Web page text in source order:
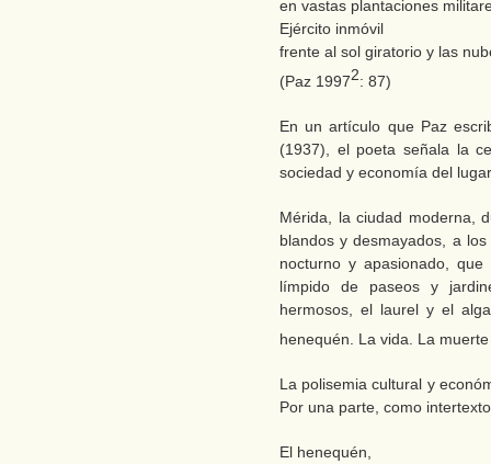
en vastas plantaciones
Ejército inmóvil
frente al sol giratorio y las
(Paz 19972: 87)
En un artículo que Paz
(1937), el poeta señala la
sociedad y economía del
Mérida, la ciudad moderna,
blandos y desmayados, a
nocturno y apasionado,
límpido de paseos y
hermosos, el laurel y el
henequén. La vida. La
La polisemia cultural y
Por una parte, como
El henequén,